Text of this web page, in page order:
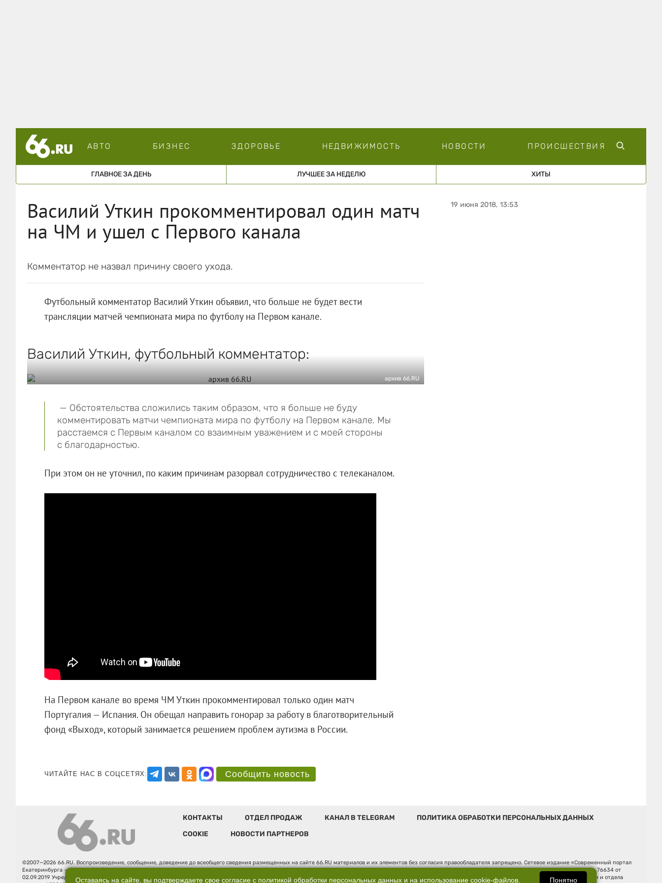
АВТО БИЗНЕС ЗДОРОВЬЕ НЕДВИЖИМОСТЬ НОВОСТИ ПРОИСШЕСТВИЯ
ГЛАВНОЕ ЗА ДЕНЬ ЛУЧШЕЕ ЗА НЕДЕЛЮ ХИТЫ
Василий Уткин прокомментировал один матч
на ЧМ и ушел с Первого канала
Комментатор не назвал причину своего ухода.
Футбольный комментатор Василий Уткин объявил, что больше не будет вести
трансляции матчей чемпионата мира по футболу на Первом канале.
Василий Уткин, футбольный комментатор:
архив 66.RU
— Обстоятельства сложились таким образом, что я больше не буду
комментировать матчи чемпионата мира по футболу на Первом канале. Мы
расстаемся с Первым каналом со взаимным уважением и с моей стороны
с благодарностью.
При этом он не уточнил, по каким причинам разорвал сотрудничество с телеканалом.
На Первом канале во время ЧМ Уткин прокомментировал только один матч
Португалия — Испания. Он обещал направить гонорар за работу в благотворительный
фонд «Выход», который занимается решением проблем аутизма в России.
ЧИТАЙТЕ НАС В СОЦСЕТЯХ: Сообщить новость
19 июня 2018, 13:53
КОНТАКТЫ ОТДЕЛ ПРОДАЖ КАНАЛ В TELEGRAM
ПОЛИТИКА ОБРАБОТКИ ПЕРСОНАЛЬНЫХ ДАННЫХ
COOKIE
НОВОСТИ ПАРТНЕРОВ
©2007—2026 66.RU. Воспроизведение, сообщение, доведение до всеобщего сведения размещенных на сайте 66.RU материалов и их элементов без согласия правообладателя запрещено. Сетевое издание «Современный портал
Екатеринбурга — «66.ru» (18+) зарегистрировано Федеральной службой по надзору в сфере связи, информационных технологий и массовых коммуникаций (Роскомнадзор). Регистрационный номер ЭЛ № ФС 77 - 76634 от
02.09.2019 Учредитель: Общество с ограниченной ответственностью "66.ру". Юридический адрес: 620014, Свердловская обл., г. Екатеринбург, ул. Бориса Ельцина, строение 3, оф. 7015 Фактический адрес редакции и отдела
Оставаясь на сайте, вы подтверждаете свое согласие с политикой обработки персональных данныхи на использование cookie-файлов. Понятно